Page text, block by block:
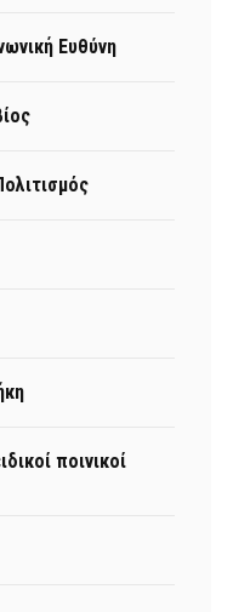
Ευθύνη
ποινικοί